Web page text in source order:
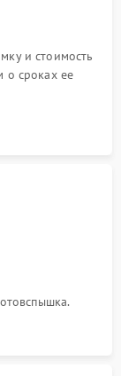
и стоимость
о сроках ее